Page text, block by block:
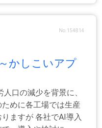
No.154814
かしこいアプ
口の減少を背景に、
めに各工場では生産
ますが 各社でAI導入